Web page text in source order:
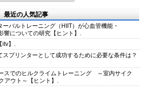
近の人気記事
バルトレーニング（HIIT）が心血管機能・
響についての研究【ヒント】.
itv】.
スプリンターとして成功するために必要な条件は？
スでのヒルクライムトレーニング ～室内サイク
アウト～【ヒント】.